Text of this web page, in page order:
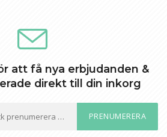
att få nya erbjudanden &
direkt till din inkorg
PRENUMERERA